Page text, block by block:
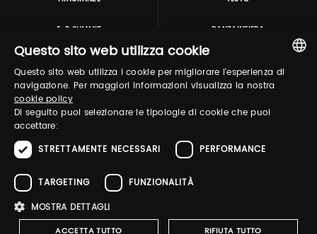
E-P SUMMIT DANZAINFIERA
TUTORING & CONSULTING
Pitti Immagine S.r.l. P.I./CF 03443240480 Capitale sociale 648.457 € N° iscriz. Reg.
imprese Firenze REA FI-363274 ·
Whistleblowing·Cookies
ITALIAN
Questo sito web utilizza cookie
Questo sito web utilizza i cookie per migliorare l'esperienza di
navigazione. Per maggiori informazioni visualizza la nostra
cookie policy
Di seguito puoi selezionare le tipologie di cookie che puoi
accettare:
STRETTAMENTE NECESSARI
PERFORMANCE
TARGETING
FUNZIONALITÀ
MOSTRA DETTAGLI
ACCETTA TUTTO RIFIUTA TUTTO